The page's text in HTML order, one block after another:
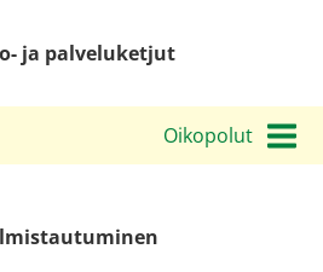
Oikopolut
ja palveluketjut